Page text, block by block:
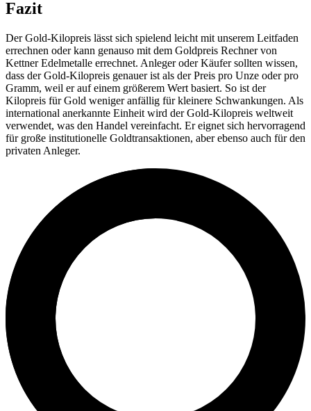
Fazit
Der Gold-Kilopreis lässt sich spielend leicht mit unserem Leitfaden
errechnen oder kann genauso mit dem Goldpreis Rechner von
Kettner Edelmetalle errechnet. Anleger oder Käufer sollten wissen,
dass der Gold-Kilopreis genauer ist als der Preis pro Unze oder pro
Gramm, weil er auf einem größerem Wert basiert. So ist der
Kilopreis für Gold weniger anfällig für kleinere Schwankungen. Als
international anerkannte Einheit wird der Gold-Kilopreis weltweit
verwendet, was den Handel vereinfacht. Er eignet sich hervorragend
für große institutionelle Goldtransaktionen, aber ebenso auch für den
privaten Anleger.